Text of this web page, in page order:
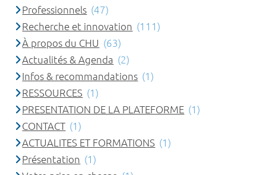
Professionnels (47)
Recherche et innovation (111)
À propos du CHU (63)
Actualités & Agenda (2)
Infos & recommandations (1)
RESSOURCES (1)
PRESENTATION DE LA PLATEFORME (1)
CONTACT (1)
ACTUALITES ET FORMATIONS (1)
Présentation (1)